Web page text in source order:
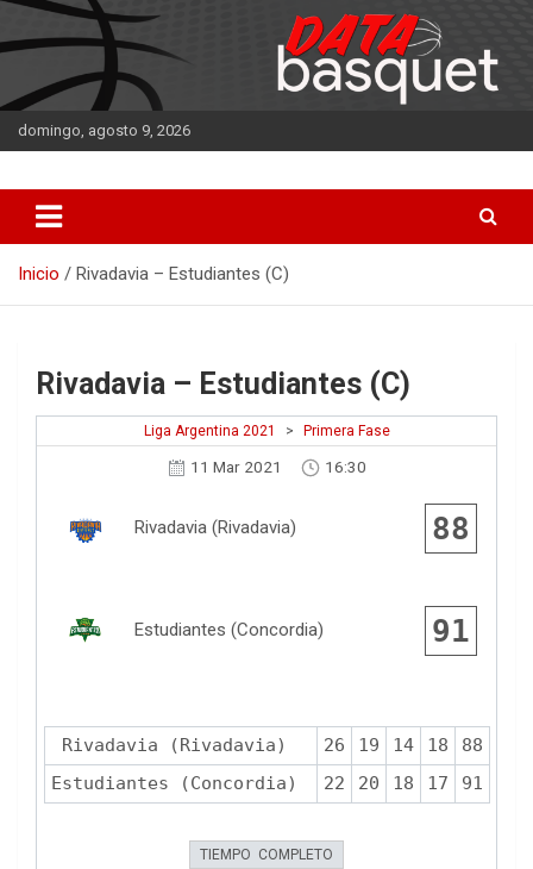
Saltar
al
contenido
domingo, agosto 9, 2026
DATA Basquet
Inicio Rivadavia – Estudiantes (C)
Rivadavia – Estudiantes (C)
Liga Argentina 2021 > Primera Fase
11 Mar 2021 16:30
Rivadavia (Rivadavia) 88
Estudiantes (Concordia) 91
Rivadavia (Rivadavia) 26 19 14 18
88
Estudiantes (Concordia)
22 20 18 17 91
TIEMPO COMPLETO